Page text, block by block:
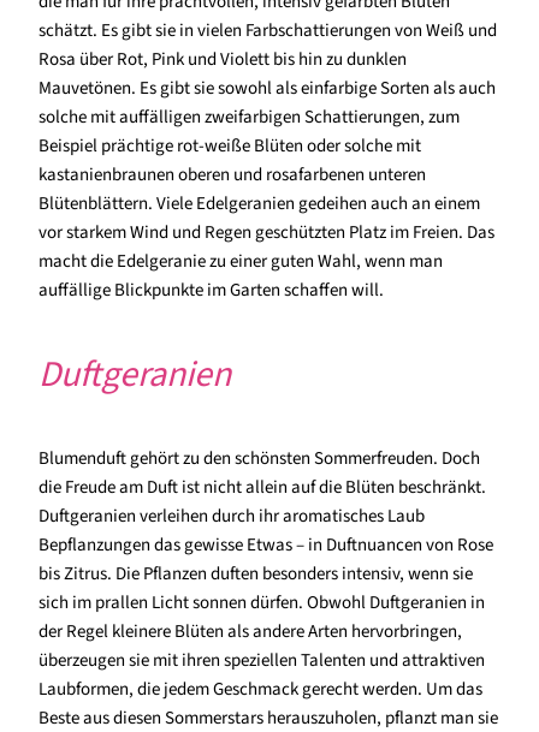
schätzt. Es gibt sie in vielen Farbschattierungen von Weiß und
Rosa über Rot, Pink und Violett bis hin zu dunklen
Mauvetönen. Es gibt sie sowohl als einfarbige Sorten als auch
solche mit auffälligen zweifarbigen Schattierungen, zum
Beispiel prächtige rot-weiße Blüten oder solche mit
kastanienbraunen oberen und rosafarbenen unteren
Blütenblättern. Viele Edelgeranien gedeihen auch an einem
vor starkem Wind und Regen geschützten Platz im Freien. Das
macht die Edelgeranie zu einer guten Wahl, wenn man
auffällige Blickpunkte im Garten schaffen will.
Duftgeranien
Blumenduft gehört zu den schönsten Sommerfreuden. Doch
die Freude am Duft ist nicht allein auf die Blüten beschränkt.
Duftgeranien verleihen durch ihr aromatisches Laub
Bepflanzungen das gewisse Etwas – in Duftnuancen von Rose
bis Zitrus. Die Pflanzen duften besonders intensiv, wenn sie
sich im prallen Licht sonnen dürfen. Obwohl Duftgeranien in
der Regel kleinere Blüten als andere Arten hervorbringen,
überzeugen sie mit ihren speziellen Talenten und attraktiven
Laubformen, die jedem Geschmack gerecht werden. Um das
Beste aus diesen Sommerstars herauszuholen, pflanzt man sie